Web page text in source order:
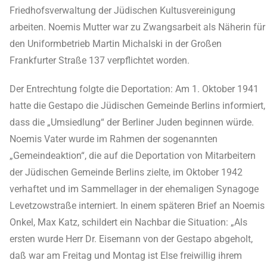
Friedhofsverwaltung der Jüdischen Kultusvereinigung
arbeiten. Noemis Mutter war zu Zwangsarbeit als Näherin für
den Uniformbetrieb Martin Michalski in der Großen
Frankfurter Straße 137 verpflichtet worden.
Der Entrechtung folgte die Deportation: Am 1. Oktober 1941
hatte die Gestapo die Jüdischen Gemeinde Berlins informiert,
dass die „Umsiedlung“ der Berliner Juden beginnen würde.
Noemis Vater wurde im Rahmen der sogenannten
„Gemeindeaktion“, die auf die Deportation von Mitarbeitern
der Jüdischen Gemeinde Berlins zielte, im Oktober 1942
verhaftet und im Sammellager in der ehemaligen Synagoge
Levetzowstraße interniert. In einem späteren Brief an Noemis
Onkel, Max Katz, schildert ein Nachbar die Situation: „Als
ersten wurde Herr Dr. Eisemann von der Gestapo abgeholt,
daß war am Freitag und Montag ist Else freiwillig ihrem